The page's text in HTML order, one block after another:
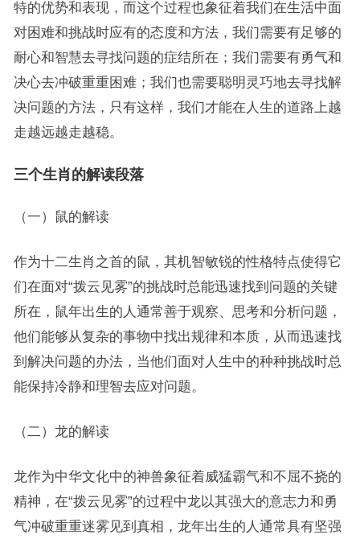
特的优势和表现，而这个过程也象征着我们在生活中面
对困难和挑战时应有的态度和方法，我们需要有足够的
耐心和智慧去寻找问题的症结所在；我们需要有勇气和
决心去冲破重重困难；我们也需要聪明灵巧地去寻找解
决问题的方法，只有这样，我们才能在人生的道路上越
走越远越走越稳。
三个生肖的解读段落
（一）鼠的解读
作为十二生肖之首的鼠，其机智敏锐的性格特点使得它
们在面对“拨云见雾”的挑战时总能迅速找到问题的关键
所在，鼠年出生的人通常善于观察、思考和分析问题，
他们能够从复杂的事物中找出规律和本质，从而迅速找
到解决问题的办法，当他们面对人生中的种种挑战时总
能保持冷静和理智去应对问题。
（二）龙的解读
龙作为中华文化中的神兽象征着威猛霸气和不屈不挠的
精神，在“拨云见雾”的过程中龙以其强大的意志力和勇
气冲破重重迷雾见到真相，龙年出生的人通常具有坚强